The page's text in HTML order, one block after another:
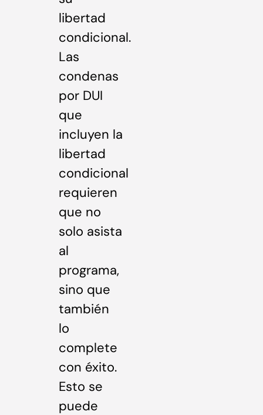
libertad
condicional.
Las
condenas
por DUI
que
incluyen la
libertad
condicional
requieren
que no
solo asista
al
programa,
sino que
también
lo
complete
con éxito.
Esto se
puede